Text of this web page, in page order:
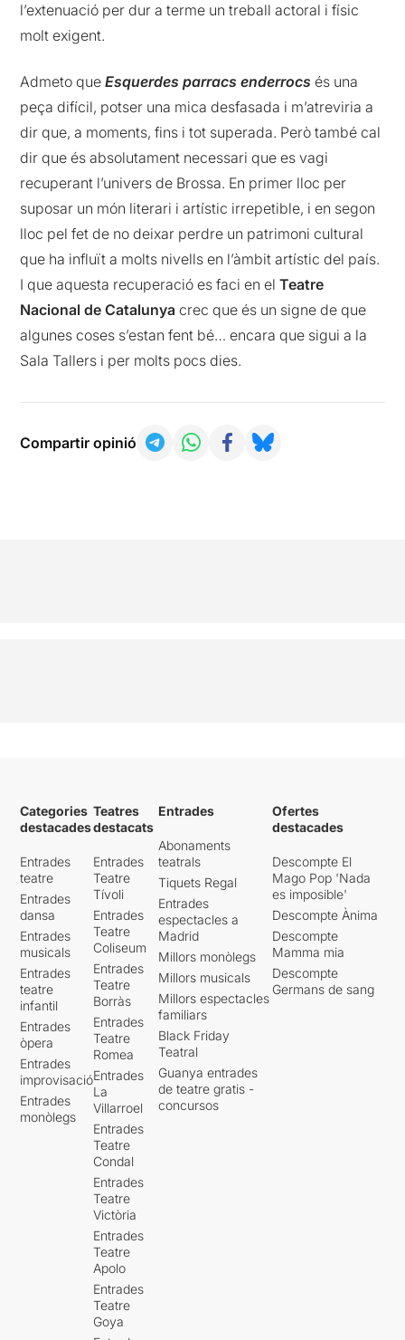
l’extenuació per dur a terme un treball actoral i físic
molt exigent.
Admeto queEsquerdes parracs enderrocs és una
peça difícil, potser una mica desfasada i m’atreviria a
dir que, a moments, fins i tot superada. Però també cal
dir que és absolutament necessari que es vagi
recuperant l’univers de Brossa. En primer lloc per
suposar un món literari i artístic irrepetible, i en segon
lloc pel fet de no deixar perdre un patrimoni cultural
que ha influït a molts nivells en l’àmbit artístic del país.
I que aquesta recuperació es faci en elTeatre
Nacional de Catalunya crec que és un signe de que
algunes coses s’estan fent bé… encara que sigui a la
Sala Tallers i per molts pocs dies.
Compartir opinió
Categories
destacades
Entrades
teatre
Entrades
dansa
Entrades
musicals
Entrades
teatre
infantil
Entrades
òpera
Entrades
improvisació
Entrades
monòlegs
Teatres
destacats
Entrades
Teatre
Tívoli
Entrades
Teatre
Coliseum
Entrades
Teatre
Borràs
Entrades
Teatre
Romea
Entrades
La
Villarroel
Entrades
Teatre
Condal
Entrades
Teatre
Victòria
Entrades
Teatre
Apolo
Entrades
Teatre
Goya
Entrades
Abonaments
teatrals
Tiquets Regal
Entrades
espectacles a
Madrid
Millors monòlegs
Millors musicals
Millors espectacles
familiars
Black Friday
Teatral
Guanya entrades
de teatre gratis -
concursos
Ofertes
destacades
Descompte El
Mago Pop 'Nada
es imposible'
Descompte Ànima
Descompte
Mamma mia
Descompte
Germans de sang